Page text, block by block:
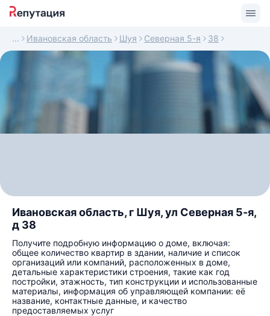
Ивановская область Шуя Северная 5-я 38
Ивановская область, г Шуя, ул Северная 5-я,
д 38
Получите подробную информацию о доме, включая:
общее количество квартир в здании, наличие и список
организаций или компаний, расположенных в доме,
детальные характеристики строения, такие как год
постройки, этажность, тип конструкции и использованные
материалы, информация об управляющей компании: её
название, контактные данные, и качество
предоставляемых услуг